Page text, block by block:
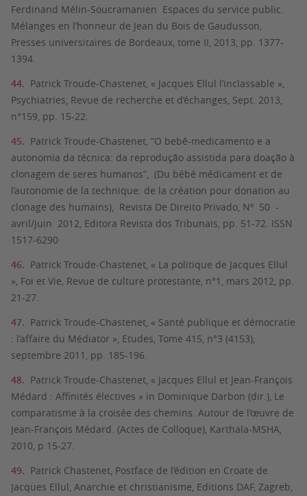
Ferdinand Mélin-Soucramanien Espaces du service public.
Mélanges en l’honneur de Jean du Bois de Gaudusson,
Presses universitaires de Bordeaux, tome II, 2013, pp. 1377-
1394.
Patrick Troude-Chastenet, « Jacques Ellul l’inclassable »,
Psychiatries, Revue de recherche et d’échanges, Sept. 2013,
n°159, pp. 15-22.
Patrick Troude-Chastenet, “O bebê-medicamento e a
autonomia da técnica: da reprodução assistida para doação à
clonagem de seres humanos”, (Du bébé médicament et de
l’autonomie de la technique: de la création pour donation au
clonage des humains), Revista De Direito Privado, Nº 50 -
avril/juin 2012, Editora Revista dos Tribunais, pp. 51-72. ISSN
1517-6290
Patrick Troude-Chastenet, « La politique de Jacques Ellul
», Foi et Vie, Revue de culture protestante, n°1, mars 2012, pp.
21-27.
Patrick Troude-Chastenet, « Santé publique et démocratie
: l’affaire du Médiator », Etudes, Tome 415, n°3 (4153),
septembre 2011, pp. 185-196.
Patrick Troude-Chastenet, « Jacques Ellul et Jean-François
Médard : Affinités électives » in Dominique Darbon (dir.), Le
comparatisme à la croisée des chemins. Autour de l’œuvre de
Jean-François Médard. (Actes de Colloque), Karthala-MSHA,
2010, p.15-27.
Patrick Chastenet, Postface de l’édition en Croate de
Jacques Ellul, Anarchie et christianisme, Editions DAF, Zagreb,